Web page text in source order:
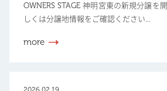
OWNERS STAGE 神明宮東の新規分譲を
しくは分譲地情報をご確認ください...
more